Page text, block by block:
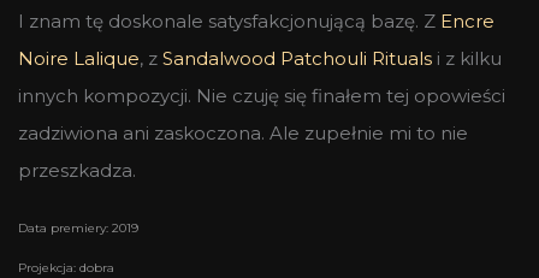
I znam tę doskonale satysfakcjonującą bazę. Z Encre
Noire Lalique, z Sandalwood Patchouli Rituals i z kilku
innych kompozycji. Nie czuję się finałem tej opowieści
zadziwiona ani zaskoczona. Ale zupełnie mi to nie
przeszkadza.
Data premiery: 2019
Projekcja: dobra